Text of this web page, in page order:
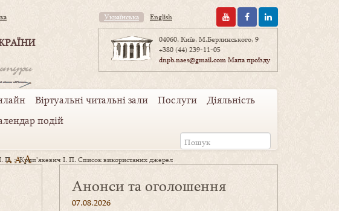
Українська English
04060, Київ, М.Берлинського, 9
+380 (44) 239-11-05
dnpb.naes@gmail.comМапа проїзду
Віртуальні читальні зали Послуги
Діяльність
подій
П. >Крип’якевич І. П. Список використаних джерел
A AA
Анонси та оголошення
07.08.2026